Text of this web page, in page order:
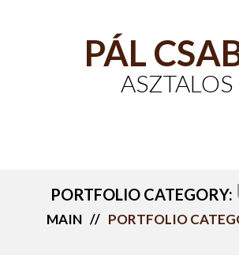
PÁL
ASZTALOS
PORTFOLIO CATEGORY:
MAIN PORTFOLIO